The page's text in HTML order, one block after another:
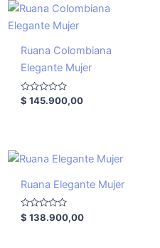
Ruana Colombiana
Elegante Mujer
Valorado
con
$ 145.900,00
Ruana Elegante Mujer
Valorado
con
$ 138.900,00